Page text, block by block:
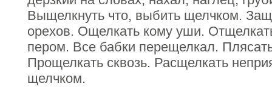
Выщелкнуть что, выбить щелчком.
орехов. Ощелкать кому уши.
пером. Все бабки перещелкал.
Прощелкать сквозь. Расщелкать
щелчком.